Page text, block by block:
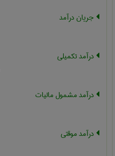
جریان درآمد
درآمد تکمیلی
درآمد مشمول مالیات
درآمد موقتی